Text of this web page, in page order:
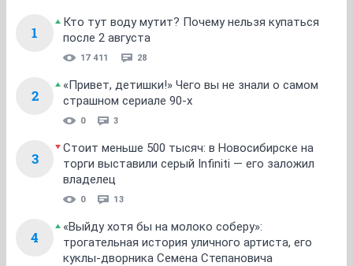
1
Кто тут воду мутит? Почему нельзя купаться
после 2 августа
17 411 28
2
«Привет, детишки!» Чего вы не знали о самом
страшном сериале 90-х
0 3
3
Стоит меньше 500 тысяч: в Новосибирске на
торги выставили серый Infiniti — его заложил
владелец
0 13
4
«Выйду хотя бы на молоко соберу»:
трогательная история уличного артиста, его
куклы-дворника Семена Степановича